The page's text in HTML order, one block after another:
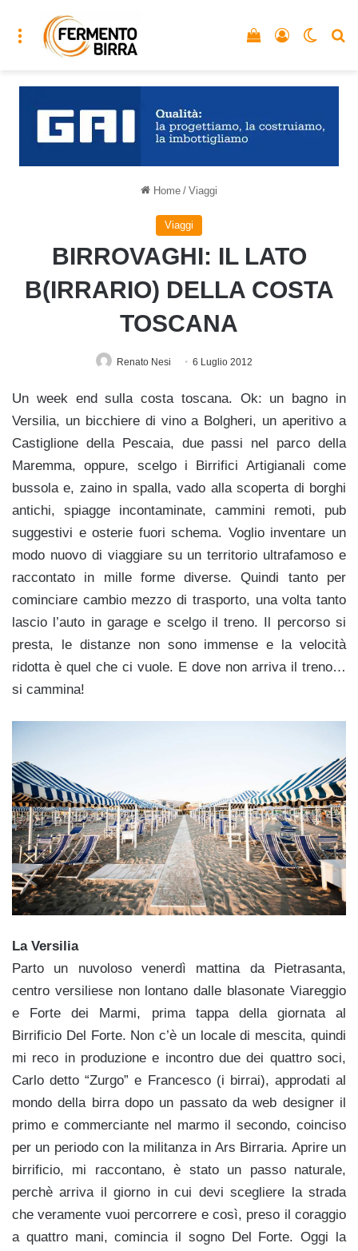
Menu Accedi
Vedi il carrello
Home / Viaggi
Viaggi
BIRROVAGHI: IL LATO
B(IRRARIO) DELLA COSTA
TOSCANA
Renato Nesi 6 Luglio 2012
Un week end sulla costa toscana. Ok: un bagno in
Versilia, un bicchiere di vino a Bolgheri, un aperitivo a
Castiglione della Pescaia, due passi nel parco della
Maremma, oppure, scelgo i Birrifici Artigianali come
bussola e, zaino in spalla, vado alla scoperta di borghi
antichi, spiagge incontaminate, cammini remoti, pub
suggestivi e osterie fuori schema. Voglio inventare un
modo nuovo di viaggiare su un territorio ultrafamoso e
raccontato in mille forme diverse. Quindi tanto per
cominciare cambio mezzo di trasporto, una volta tanto
lascio l’auto in garage e scelgo il treno. Il percorso si
presta, le distanze non sono immense e la velocità
ridotta è quel che ci vuole. E dove non arriva il treno…
si cammina!
La Versilia
Parto un nuvoloso venerdì mattina da Pietrasanta,
centro versiliese non lontano dalle blasonate Viareggio
e Forte dei Marmi, prima tappa della giornata al
Birrificio Del Forte. Non c’è un locale di mescita, quindi
mi reco in produzione e incontro due dei quattro soci,
Carlo detto “Zurgo” e Francesco (i birrai), approdati al
mondo della birra dopo un passato da web designer il
primo e commerciante nel marmo il secondo, coinciso
per un periodo con la militanza in Ars Birraria. Aprire un
birrificio, mi raccontano, è stato un passo naturale,
perchè arriva il giorno in cui devi scegliere la strada
che veramente vuoi percorrere e così, preso il coraggio
a quattro mani, comincia il sogno Del Forte. Oggi la